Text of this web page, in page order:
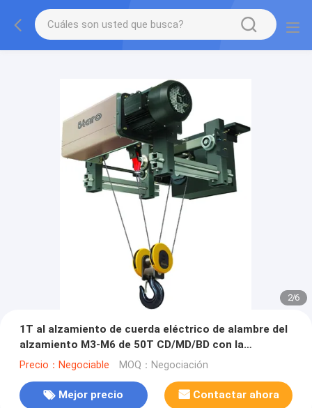
gtag('config', 'G-QWE9HWC3PF', {cookie_flags:
"SameSite=None;Secure"});
2/6
1T al alzamiento de cuerda eléctrico de alambre del
alzamiento M3-M6 de 50T CD/MD/BD con la
carretilla
Precio：Negociable MOQ：Negociación
Mejor precio Contactar ahora